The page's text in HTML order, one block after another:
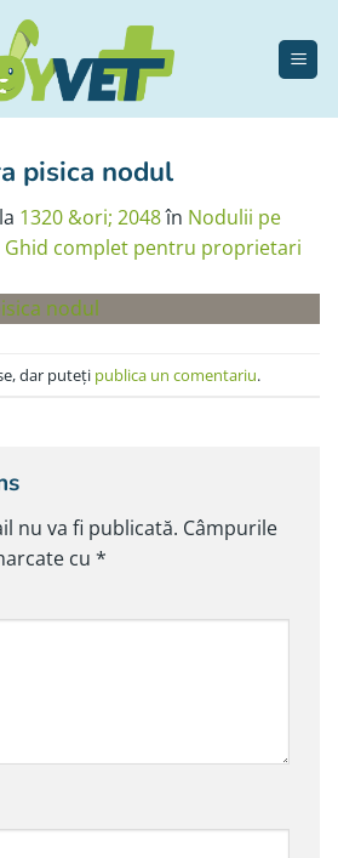
pisica nodul
la 1320 &ori; 2048în Nodulii pe
Ghid complet pentru proprietari
dar puteți publica un comentariu.
nu va fi publicată. Câmpurile
cu *